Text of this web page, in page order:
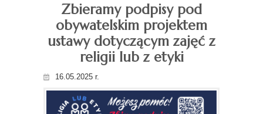
Zbieramy podpisy pod
obywatelskim projektem
ustawy dotyczącym zajęć z
religii lub z etyki
16.05.2025 r.